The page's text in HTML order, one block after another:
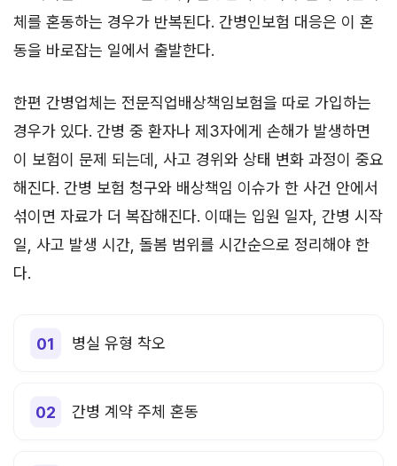
체를 혼동하는 경우가 반복된다. 간병인보험 대응은 이 혼
동을 바로잡는 일에서 출발한다.
한편 간병업체는 전문직업배상책임보험을 따로 가입하는
경우가 있다. 간병 중 환자나 제3자에게 손해가 발생하면
이 보험이 문제 되는데, 사고 경위와 상태 변화 과정이 중요
해진다. 간병 보험 청구와 배상책임 이슈가 한 사건 안에서
섞이면 자료가 더 복잡해진다. 이때는 입원 일자, 간병 시작
일, 사고 발생 시간, 돌봄 범위를 시간순으로 정리해야 한
다.
병실 유형 착오
간병 계약 주체 혼동